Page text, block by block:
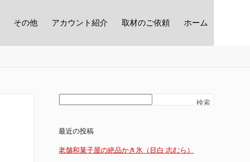
その他 アカウント紹介 取材のご依頼 ホーム
検索
最近の投稿
老舗和菓子屋の絶品かき氷（目白 志むら）